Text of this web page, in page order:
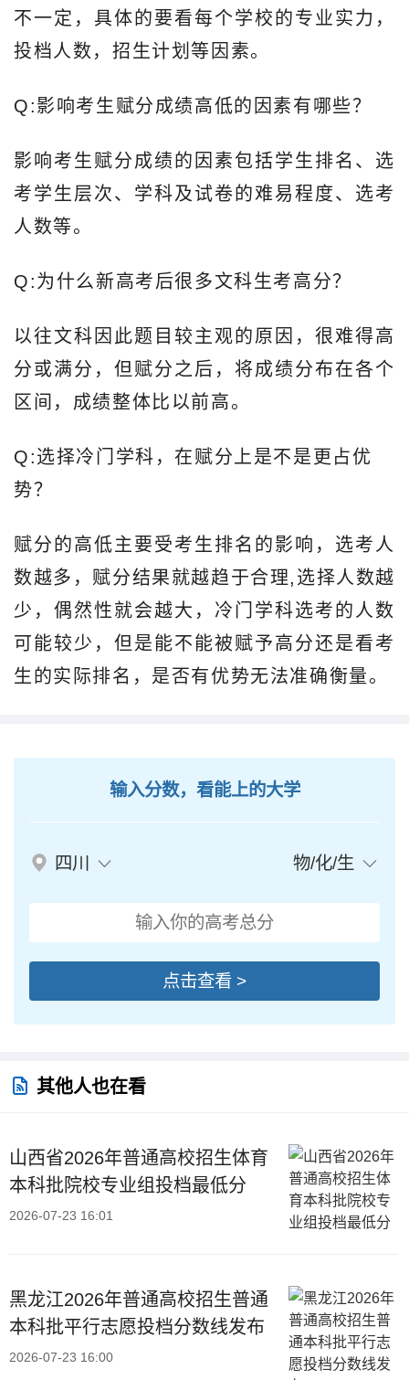
不一定，具体的要看每个学校的专业实力，
投档人数，招生计划等因素。
Q:影响考生赋分成绩高低的因素有哪些？
影响考生赋分成绩的因素包括学生排名、选
考学生层次、学科及试卷的难易程度、选考
人数等。
Q:为什么新高考后很多文科生考高分？
以往文科因此题目较主观的原因，很难得高
分或满分，但赋分之后，将成绩分布在各个
区间，成绩整体比以前高。
Q:选择冷门学科，在赋分上是不是更占优
势？
赋分的高低主要受考生排名的影响，选考人
数越多，赋分结果就越趋于合理,选择人数越
少，偶然性就会越大，冷门学科选考的人数
可能较少，但是能不能被赋予高分还是看考
生的实际排名，是否有优势无法准确衡量。
输入分数，看能上的大学
四川 物/化/生
点击查看 >
其他人也在看
山西省2026年普通高校招生体育
本科批院校专业组投档最低分
2026-07-23 16:01
黑龙江2026年普通高校招生普通
本科批平行志愿投档分数线发布
2026-07-23 16:00